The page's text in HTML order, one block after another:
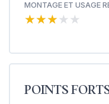
MONTAGE ET USAGE
★★★★★
★★★★★
POINTS